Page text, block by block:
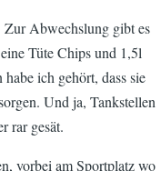
Zur Abwechslung gibt es
Tüte Chips und 1,5l
ich gehört, dass sie
Und ja, Tankstellen
rar gesät.
vorbei am Sportplatz wo